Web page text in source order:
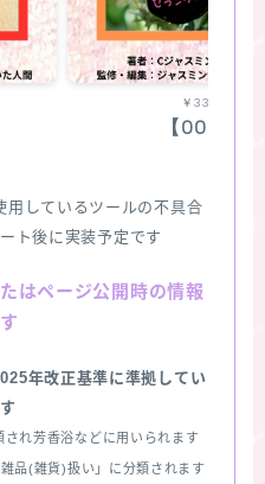
￥330
【002】
用しているツールの不具合
ト後に実装予定です
はページ公開時の情報
年改正基準に準拠してい
れ芳香浴などに用いられます
品(雑貨)扱い」に分類されます